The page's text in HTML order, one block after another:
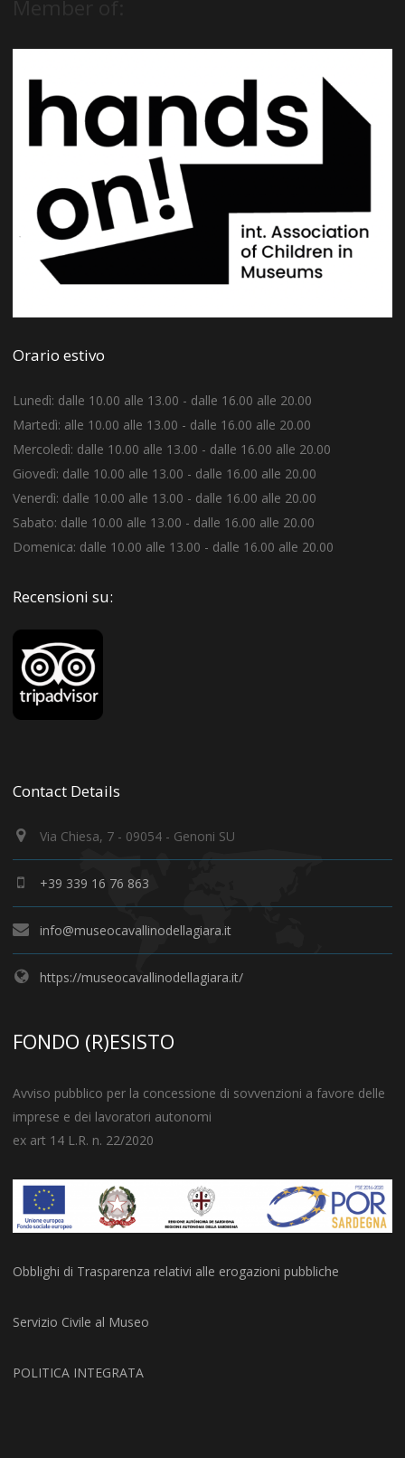
Orario estivo
Lunedì: dalle 10.00 alle 13.00 - dalle 16.00 alle 20.00
Martedì: alle 10.00 alle 13.00 - dalle 16.00 alle 20.00
Mercoledì: dalle 10.00 alle 13.00 - dalle 16.00 alle 20.00
Giovedì: dalle 10.00 alle 13.00 - dalle 16.00 alle 20.00
Venerdì: dalle 10.00 alle 13.00 - dalle 16.00 alle 20.00
Sabato: dalle 10.00 alle 13.00 - dalle 16.00 alle 20.00
Domenica: dalle 10.00 alle 13.00 - dalle 16.00 alle 20.00
Recensioni su:
Contact Details
Via Chiesa, 7 - 09054 - Genoni SU
+39 339 16 76 863
info@museocavallinodellagiara.it
https://museocavallinodellagiara.it/
FONDO (R)ESISTO
Avviso pubblico per la concessione di sovvenzioni a favore delle
imprese e dei lavoratori autonomi
ex art 14 L.R. n. 22/2020
Obblighi di Trasparenza relativi alle erogazioni pubbliche
Servizio Civile al Museo
POLITICA INTEGRATA